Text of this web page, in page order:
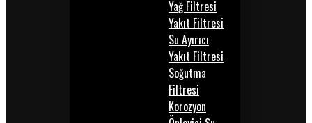
Yağ Filtresi
Yakıt Filtresi
Su Ayırıcı
Yakıt Filtresi
Soğutma
Filtresi
Korozyon